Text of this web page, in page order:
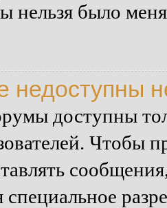
нельзя было
недоступны
доступны
Чтобы
специальное